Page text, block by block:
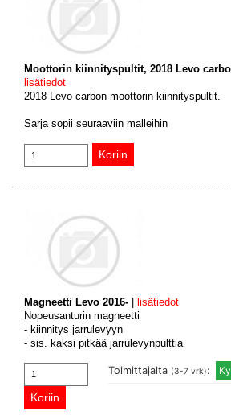
Moottorin kiinnityspultit, 2018 Levo
lisätiedot
2018 Levo carbon moottorin kiinnityspultit.
Sarja sopii seuraaviin malleihin
Magneetti Levo 2016- | lisätiedot
Nopeusanturin magneetti
- kiinnitys jarrulevyyn
- sis. kaksi pitkää jarrulevynpulttia
Toimittajalta (3-7 vrk):